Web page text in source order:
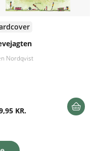
Nordqvist
KR.